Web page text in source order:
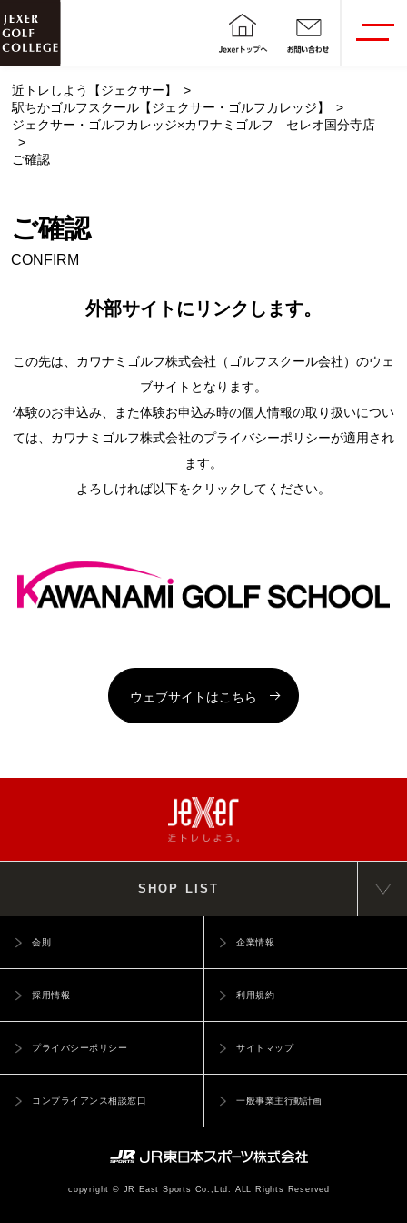
近トレしよう【ジェクサー】
駅ちかゴルフスクール【ジェクサー・ゴルフカレッジ】
ジェクサー・ゴルフカレッジ×カワナミゴルフ セレオ国分寺店
ご確認
ご確認
CONFIRM
外部サイトにリンクします。
この先は、カワナミゴルフ株式会社（ゴルフスクール会社）のウェ
ブサイトとなります。
体験のお申込み、また体験お申込み時の個人情報の取り扱いについ
ては、カワナミゴルフ株式会社のプライバシーポリシーが適用され
ます。
よろしければ以下をクリックしてください。
ウェブサイトはこちら
SHOP LIST
copyright © JR East Sports Co.,Ltd. ALL Rights Reserved
会則 企業情報
採用情報 利用規約
プライバシーポリシー サイトマップ
コンプライアンス相談窓口 一般事業主行動計画